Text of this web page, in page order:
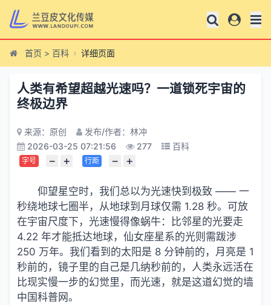
首页 > 百科 详细页面
人类有希望超越光速吗？一道锁死宇宙的
终极边界
来源：原创
发布/作者：林冲
2026-03-25 07:21:56
277 百科
字号 − + 行距 − +
仰望星空时，我们总以为光速快到极致 —— 一
秒绕地球七圈半，从地球到月球仅需 1.28 秒。可放
在宇宙尺度下，光速慢得像蜗牛：比邻星的光要走
4.22 年才能抵达地球，仙女座星系的光则需跋涉
250 万年。我们看到的太阳是 8 分钟前的，月亮是 1
秒前的，镜子里的自己是几纳秒前的，人类永远活在
比现实慢一步的幻觉里，而光速，就是这道幻觉的墙
中国科普网。